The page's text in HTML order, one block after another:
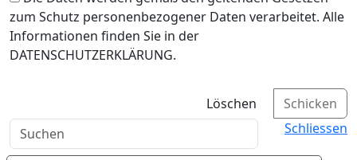
zum Schutz personenbezogener Daten verarbeitet. Alle
Informationen finden Sie in der
DATENSCHUTZERKLÄRUNG.
Löschen
Schicken
Schliessen